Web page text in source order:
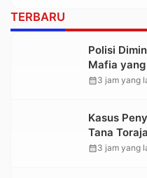
TERBARU
Polisi
Mafia
calendar_month3 jam yang
Kasus
Tana
Tersangka
calendar_month3 jam yang